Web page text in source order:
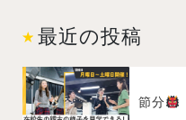
最近の投稿
節分